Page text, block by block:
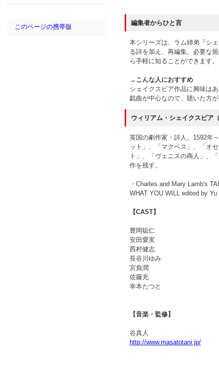
このページの携帯版
編集者からひと言
本シリーズは、ラム姉弟『シ
る詩を加え、再編集。必要な
ら手軽に知ることができます。
→こんな人におすすめ
シェイクスピア作品に興味は
戯曲が中心なので、聴いた方
ウィリアム・シェイクスピア
英国の劇作家・詩人。1592年
ット」、「マクベス」、「オ
ト」、「ヴェニスの商人」、
作を残す。
・Charles and Mary Lamb's
WHAT YOU WILL edited by
【CAST】
豊岡聡仁
安田愛実
西村健志
長谷川ゆみ
宮負潤
佐藤充
幸本たつと
【音楽・監修】
谷真人
http://www.masatotani.jp/